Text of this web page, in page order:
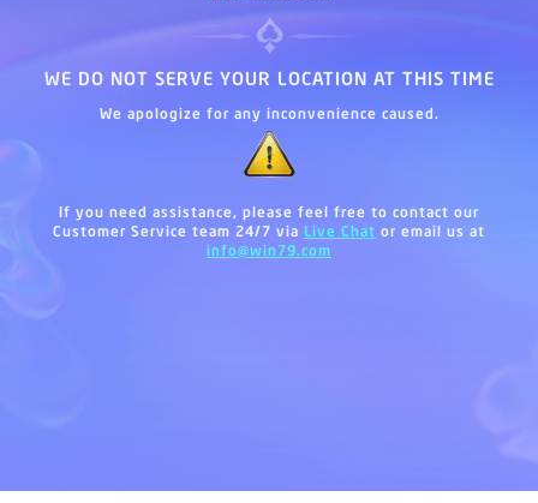
WE DO NOT SERVE YOUR LOCATION AT THIS TIME
We apologize for any inconvenience caused.
If you need assistance, please feel free to contact our
Customer Service team 24/7 via Live Chat or email us at
info@win79.com